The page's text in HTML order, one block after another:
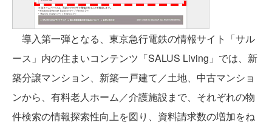
導入第一弾となる、東京急行電鉄の情報サイト「サル
ース」内の住まいコンテンツ「SALUS Living」では、新
築分譲マンション、新築一戸建て／土地、中古マンショ
ンから、有料老人ホーム／介護施設まで、それぞれの物
件検索の情報探索性向上を図り、資料請求数の増加をね